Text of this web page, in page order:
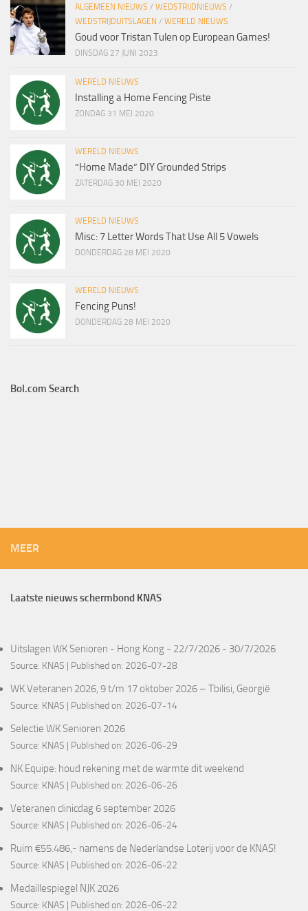
ALGEMEEN NIEUWS / WEDSTRIJDNIEUWS /
WEDSTRIJDUITSLAGEN / WERELD NIEUWS
Goud voor Tristan Tulen op European Games!
DINSDAG 27 JUNI 2023
WERELD NIEUWS
Installing a Home Fencing Piste
ZONDAG 31 MEI 2020
WERELD NIEUWS
“Home Made” DIY Grounded Strips
ZATERDAG 30 MEI 2020
WERELD NIEUWS
Misc: 7 Letter Words That Use All 5 Vowels
DONDERDAG 28 MEI 2020
WERELD NIEUWS
Fencing Puns!
DONDERDAG 28 MEI 2020
Bol.com Search
MEER
Laatste nieuws schermbond KNAS
Uitslagen WK Senioren - Hong Kong - 22/7/2026 - 30/7/2026
Source: KNAS Published on: 2026-07-28
WK Veteranen 2026, 9 t/m 17 oktober 2026 – Tbilisi, Georgië
Source: KNAS Published on: 2026-07-14
Selectie WK Senioren 2026
Source: KNAS Published on: 2026-06-29
NK Equipe: houd rekening met de warmte dit weekend
Source: KNAS Published on: 2026-06-26
Veteranen clinicdag 6 september 2026
Source: KNAS Published on: 2026-06-24
Ruim €55.486,- namens de Nederlandse Loterij voor de KNAS!
Source: KNAS Published on: 2026-06-22
Medaillespiegel NJK 2026
Source: KNAS Published on: 2026-06-22